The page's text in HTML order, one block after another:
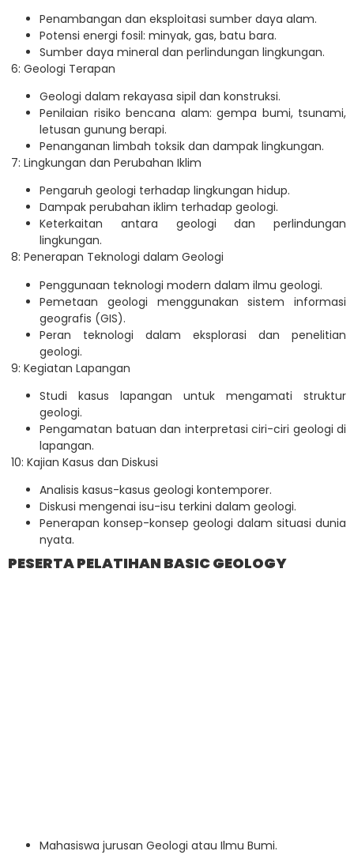
Penambangan dan eksploitasi sumber daya alam.
Potensi energi fosil: minyak, gas, batu bara.
Sumber daya mineral dan perlindungan lingkungan.
6: Geologi Terapan
Geologi dalam rekayasa sipil dan konstruksi.
Penilaian risiko bencana alam: gempa bumi, tsunami,
letusan gunung berapi.
Penanganan limbah toksik dan dampak lingkungan.
7: Lingkungan dan Perubahan Iklim
Pengaruh geologi terhadap lingkungan hidup.
Dampak perubahan iklim terhadap geologi.
Keterkaitan antara geologi dan perlindungan
lingkungan.
8: Penerapan Teknologi dalam Geologi
Penggunaan teknologi modern dalam ilmu geologi.
Pemetaan geologi menggunakan sistem informasi
geografis (GIS).
Peran teknologi dalam eksplorasi dan penelitian
geologi.
9: Kegiatan Lapangan
Studi kasus lapangan untuk mengamati struktur
geologi.
Pengamatan batuan dan interpretasi ciri-ciri geologi di
lapangan.
10: Kajian Kasus dan Diskusi
Analisis kasus-kasus geologi kontemporer.
Diskusi mengenai isu-isu terkini dalam geologi.
Penerapan konsep-konsep geologi dalam situasi dunia
nyata.
PESERTA PELATIHAN BASIC GEOLOGY
Mahasiswa jurusan Geologi atau Ilmu Bumi.